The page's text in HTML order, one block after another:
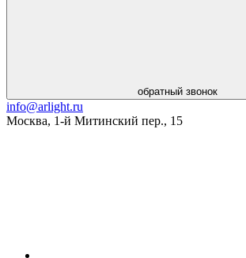
обратный звонок
info@arlight.ru
Москва, 1-й Митинский пер., 15